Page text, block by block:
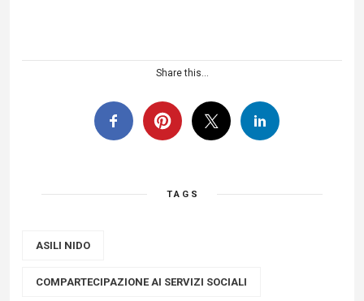
Share this...
TAGS
ASILI NIDO
COMPARTECIPAZIONE AI SERVIZI SOCIALI